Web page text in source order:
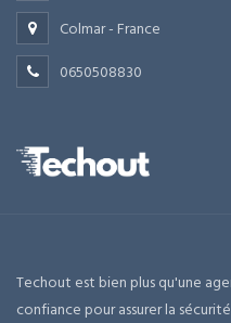
Colmar - France
0650508830
Techout est bien plus qu'une
confiance pour assurer la